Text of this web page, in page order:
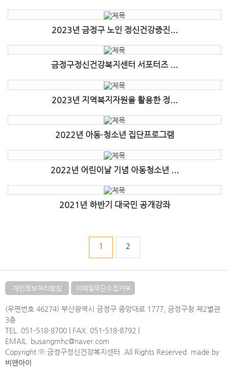
2023년 금정구 노인 정신건강증진...
금정구정신건강복지센터 서포터즈 ...
2023년 지역복지자원을 활용한 정...
2022년 아동·청소년 집단프로그램
2022년 어린이날 기념 아동청소년 ...
2021년 하반기 대국민 공개강좌
1 2
개인정보처리방침 이메일무단수집거부
(우편번호 46274) 부산광역시 금정구 중앙대로 1777, 금정구청 제2별관
3층
TEL. 051-518-8700 | FAX. 051-518-8792 |
EMAIL. busangmhc@naver.com
Copyright ⓒ 금정구정신건강복지센터. All Rights Reserved. made by
비앤아이